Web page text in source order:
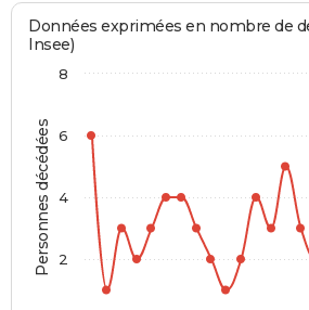
Personnes décédées
Données exprimées en nombre de
Insee)
2
4
6
8